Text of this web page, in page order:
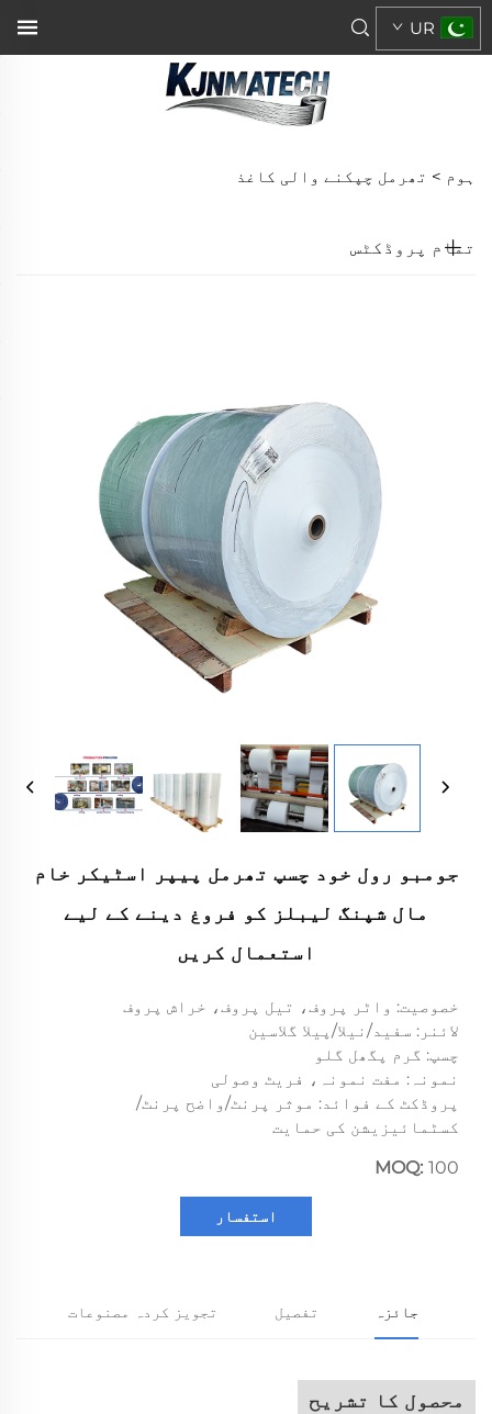
UR
ہوم > تھرمل چپکنے والی کاغذ
تمام پروڈکٹس
جومبو رول خود چسپ تھرمل پیپر اسٹیکر خام
مال شپنگ لیبلز کو فروغ دینے کے لیے
استعمال کریں
خصوصیت: واٹر پروف، تیل پروف، خراش پروف
لائنر: سفید/نیلا/پیلا گلاسین
چسپ: گرم پگھل گلو
نمونہ: مفت نمونہ، فریٹ وصولی
پروڈکٹ کے فوائد: موثر پرنٹ/واضح پرنٹ/
کسٹمائیزیشن کی حمایت
MOQ: 100
استفسار
جائزہ تفصیل تجویز کردہ مصنوعات
محصول کا تشریح